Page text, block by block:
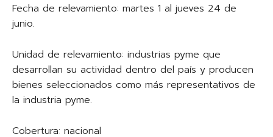
Fecha de relevamiento: martes 1 al jueves 24 de
junio.
Unidad de relevamiento: industrias pyme que
desarrollan su actividad dentro del país y producen
bienes seleccionados como más representativos de
la industria pyme.
Cobertura: nacional